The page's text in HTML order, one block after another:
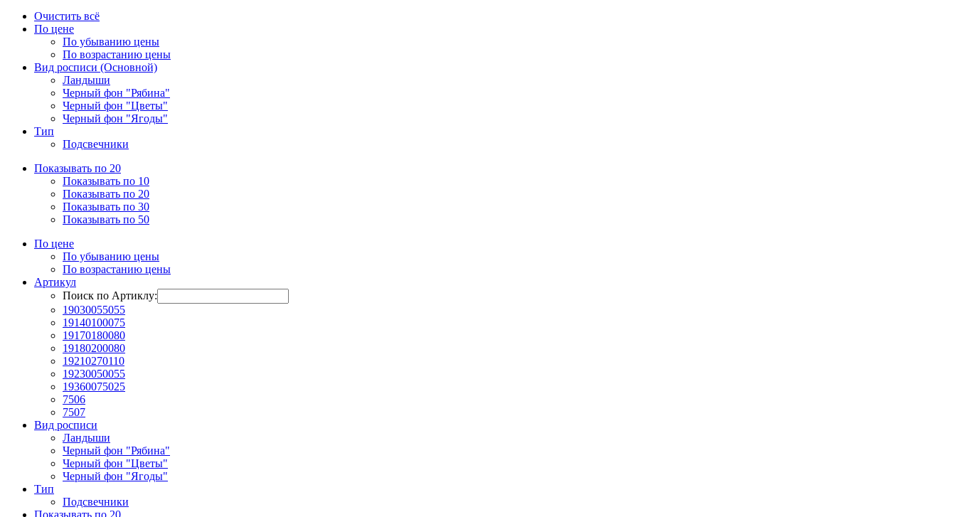
Очистить всё
По цене
По убыванию цены
По возрастанию цены
Вид росписи (Основной)
Ландыши
Черный фон "Рябина"
Черный фон "Цветы"
Черный фон "Ягоды"
Тип
Подсвечники
Показывать по 20
Показывать по 10
Показывать по 20
Показывать по 30
Показывать по 50
По цене
По убыванию цены
По возрастанию цены
Артикул
Поиск по Артиклу:
19030055055
19140100075
19170180080
19180200080
19210270110
19230050055
19360075025
7506
7507
Вид росписи
Ландыши
Черный фон "Рябина"
Черный фон "Цветы"
Черный фон "Ягоды"
Тип
Подсвечники